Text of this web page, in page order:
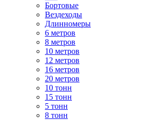
Бортовые
Вездеходы
Длинномеры
6 метров
8 метров
10 метров
12 метров
16 метров
20 метров
10 тонн
15 тонн
5 тонн
8 тонн